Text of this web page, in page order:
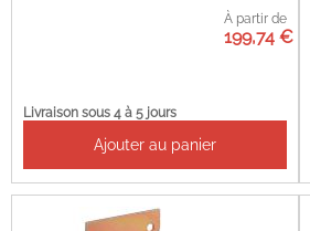
À partir de
199,74 €
Livraison sous 4 à 5 jours
Ajouter au panier